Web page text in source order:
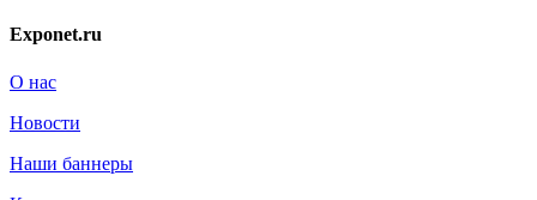
Exponet.ru
О нас
Новости
Наши баннеры